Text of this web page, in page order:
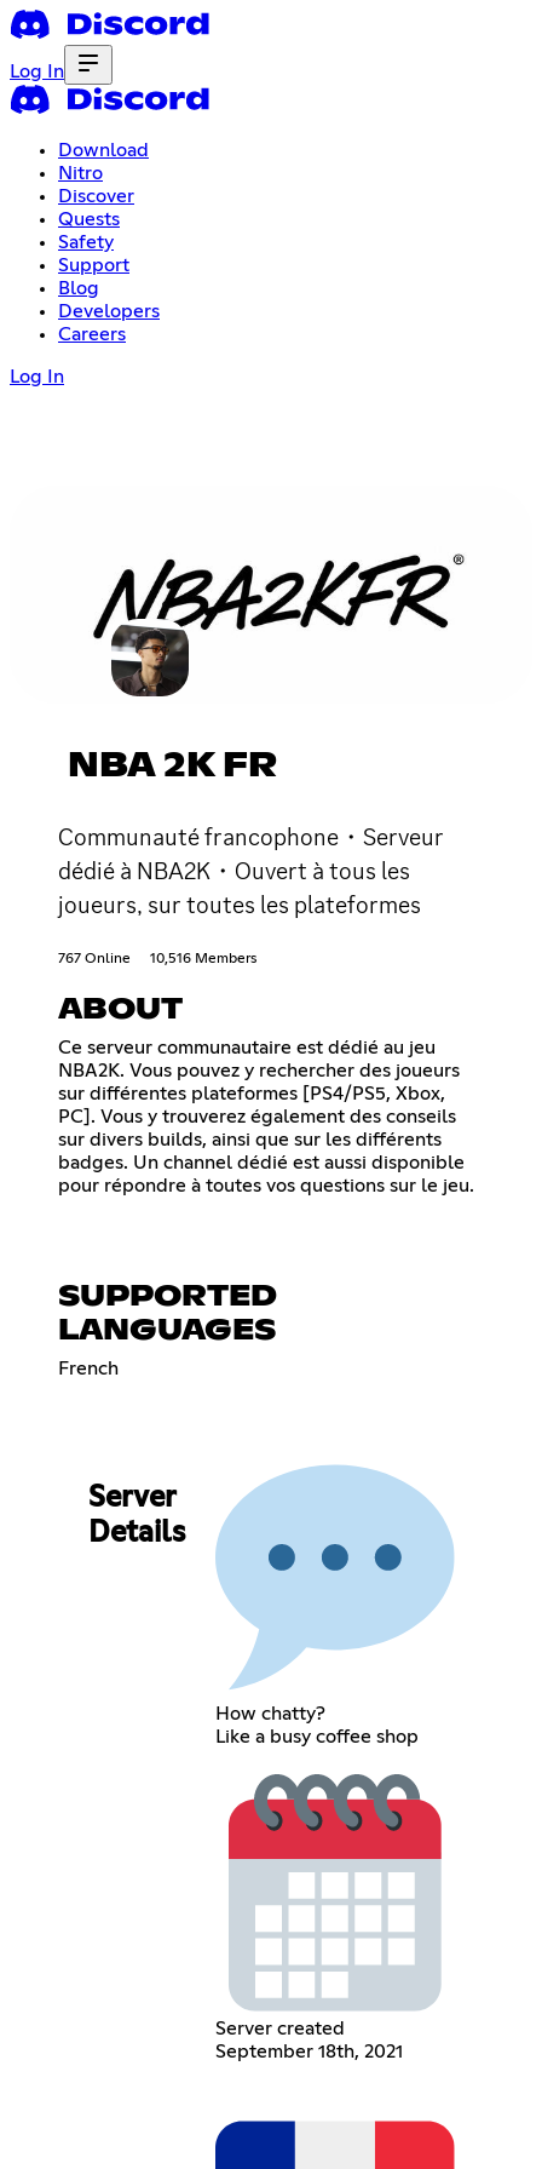
Log In
Download
Nitro
Discover
Quests
Safety
Support
Blog
Developers
Careers
Log In
NBA 2K FR
Communauté francophone・Serveur
dédié à NBA2K・Ouvert à tous les
joueurs, sur toutes les plateformes
767 Online 10,516 Members
ABOUT
Ce serveur communautaire est dédié au jeu
NBA2K. Vous pouvez y rechercher des joueurs
sur différentes plateformes [PS4/PS5, Xbox,
PC]. Vous y trouverez également des conseils
sur divers builds, ainsi que sur les différents
badges. Un channel dédié est aussi disponible
pour répondre à toutes vos questions sur le jeu.
SUPPORTED
LANGUAGES
French
Server
Details
How chatty?
Like a busy coffee shop
Server created
September 18th, 2021